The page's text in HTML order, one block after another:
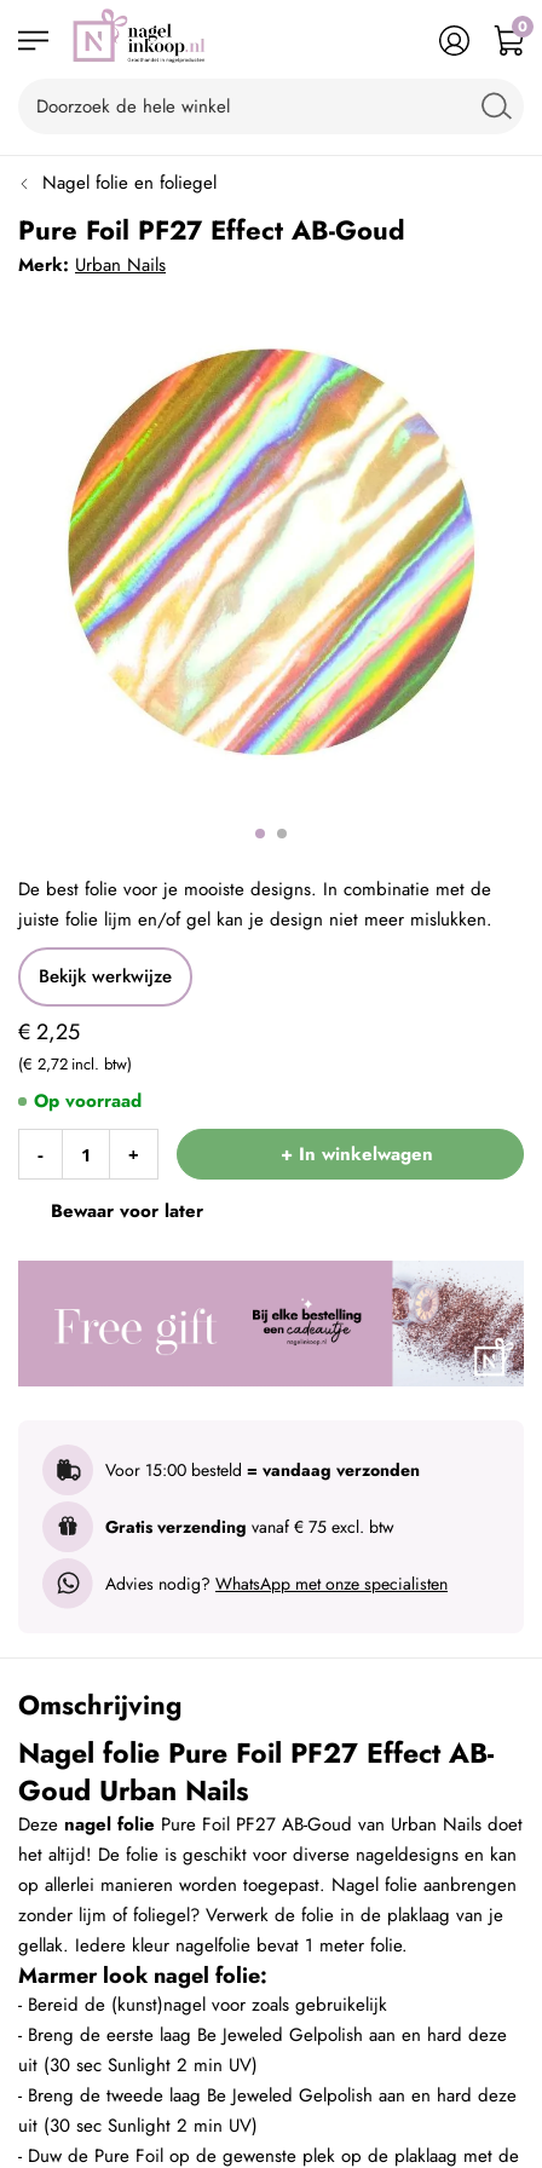
0
Nagel folie en foliegel
Pure Foil PF27 Effect AB-Goud
Merk: Urban Nails
Bekijk werkwijze
€ 2,25
€ 2,72
- + + In winkelwagen
Bewaar voor later
Voor 15:00 besteld = vandaag verzonden
Gratis verzending vanaf € 75 excl. btw
Advies nodig? WhatsApp met onze specialisten
Op voorraad
De best folie voor je mooiste designs. In combinatie met de
juiste folie lijm en/of gel kan je design niet meer mislukken.
Omschrijving
Nagel folie Pure Foil PF27 Effect AB-
Goud Urban Nails
Deze nagel folie Pure Foil PF27 AB-Goud van Urban Nails doet
het altijd! De folie is geschikt voor diverse nageldesigns en kan
op allerlei manieren worden toegepast. Nagel folie aanbrengen
zonder lijm of foliegel? Verwerk de folie in de plaklaag van je
gellak. Iedere kleur nagelfolie bevat 1 meter folie.
Marmer look nagel folie:
- Bereid de (kunst)nagel voor zoals gebruikelijk
- Breng de eerste laag Be Jeweled Gelpolish aan en hard deze
uit (30 sec Sunlight 2 min UV)
- Breng de tweede laag Be Jeweled Gelpolish aan en hard deze
uit (30 sec Sunlight 2 min UV)
- Duw de Pure Foil op de gewenste plek op de plaklaag met de